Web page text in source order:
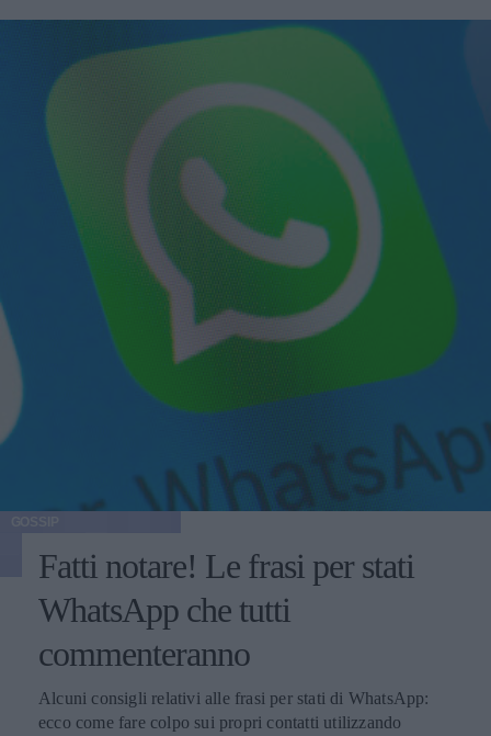
Fatti notare! Le frasi per stati
WhatsApp che tutti
commenteranno
Alcuni consigli relativi alle frasi per stati di WhatsApp:
ecco come fare colpo sui propri contatti utilizzando